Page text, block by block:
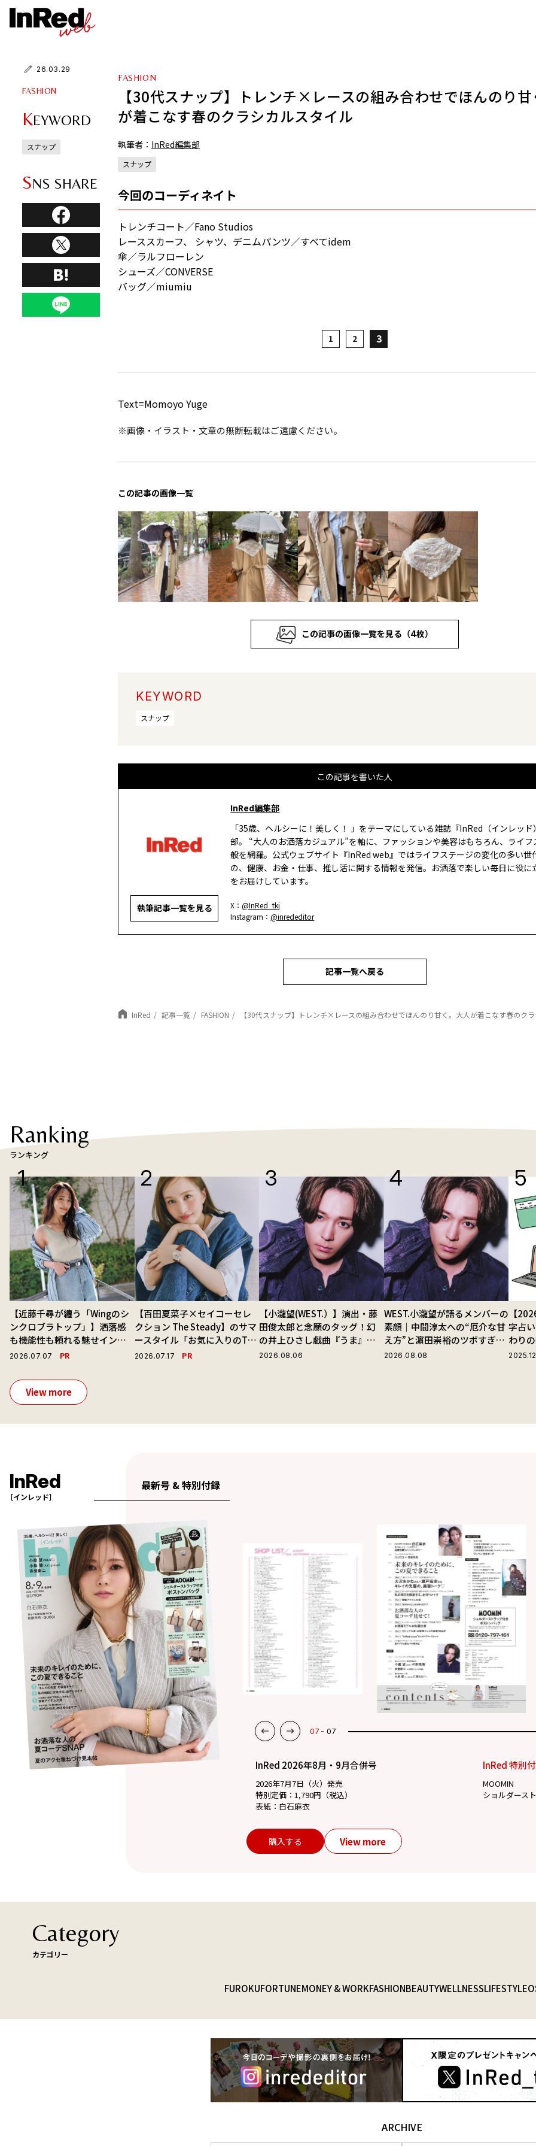
FASHION
【30代スナップ】トレンチ×レースの組み合わせでほんのり
が着こなす春のクラシカルスタイル
執筆者： InRed編集部
スナップ
今回のコーディネイト
トレンチコート／Fano Studios
レーススカーフ、 シャツ、デニムパンツ／すべてidem
傘／ラルフローレン
シューズ／CONVERSE
バッグ／miumiu
1 2 3
Text=Momoyo Yuge
※画像・イラスト・文章の無断転載はご遠慮ください。
この記事の画像一覧
この記事の画像一覧を見る（4枚）
KEYWORD
スナップ
この記事を書いた人
執筆記事一覧を見る
InRed編集部
「35歳、ヘルシーに！美しく！ 」をテーマにしている雑誌『InRed（インレッ
部。 “大人のお洒落カジュアル”を軸に、ファッションや美容はもちろん、ライ
般を網羅。公式ウェブサイト『InRed web』ではライフステージの変化の多い世
の、健康、お金・仕事、推し活に関する情報を発信。お洒落で楽しい毎日に役に
をお届けしています。
X：@InRed_tkj
Instagram：@inrededitor
記事一覧へ戻る
InRed 記事一覧 FASHION 【30代スナップ】トレンチ×レースの組み合わせでほんのり甘く。大人が着こなす春のク
26.03.29
FASHION
KEYWORD
スナップ
SNS SHARE
Ranking
ランキング
【近藤千尋が纏う「Wingのシ
ンクロブラトップ」】洒落感
も機能性も頼れる魅せインナ
ーで毎日を心地よくアプデ！
2026.07.07 PR
【百田夏菜子×セイコーセレ
クション The Steady】のサマ
ースタイル「お気に入りのTシ
ャツと最高の時計と。」
2026.07.17 PR
【小瀧望(WEST.）】演出・藤
田俊太郎と念願のタッグ！幻
の井上ひさし戯曲『うま』で
演じる“爽快な悪人”の魅力と
2026.08.06
WEST.小瀧望が語るメンバーの
素顔｜中間淳太への“厄介な甘
え方”と濵田崇裕のツボすぎる
言動
2026.08.08
【
字占
わり
View more
InRed
［インレッド］
最新号 & 特別付録
07 07
InRed 2026年8月・9月合併号
2026年7月7日（火）発売
特別定価：1,790円（税込）
表紙：白石麻衣
InRed 特別
MOOMIN
ショルダース
購入する View more
Category
カテゴリー
FUROKUFORTUNEMONEY & WORKFASHIONBEAUTYWELLNESSLIFESTYLE
ARCHIVE